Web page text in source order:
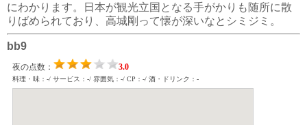
にわかります。日本が観光立国となる手がかりも随所に散
りばめられており、高城剛って懐が深いなとシミジミ。
bb9